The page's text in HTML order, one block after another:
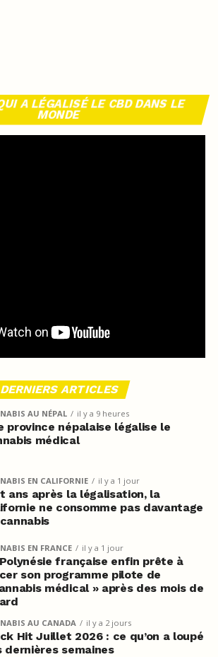
A LÉGALISÉ LE CBD DANS LE
MONDE
DERNIERS ARTICLES
AU NÉPAL il y a 9 heures
province népalaise légalise le
médical
EN CALIFORNIE il y a 1 jour
ans après la légalisation, la
ne consomme pas davantage
EN FRANCE il y a 1 jour
française enfin prête à
son programme pilote de
médical » après des mois de
AU CANADA il y a 2 jours
Hit Juillet 2026 : ce qu’on a loupé
dernières semaines